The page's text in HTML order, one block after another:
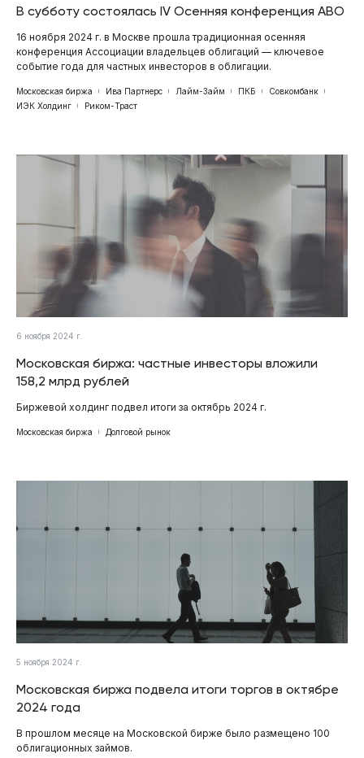
В субботу состоялась IV Осенняя конференция АВО
16 ноября 2024 г. в Москве прошла традиционная осенняя
конференция Ассоциации владельцев облигаций — ключевое
событие года для частных инвесторов в облигации.
Московская биржа Ива Партнерс Лайм-Займ ПКБ
Совкомбанк
ИЭК Холдинг
Риком-Траст
6 ноября 2024 г.
Московская биржа: частные инвесторы вложили
158,2 млрд рублей
Биржевой холдинг подвел итоги за октябрь 2024 г.
Московская биржа Долговой рынок
5 ноября 2024 г.
Московская биржа подвела итоги торгов в октябре
2024 года
В прошлом месяце на Московской бирже было размещено 100
облигационных займов.